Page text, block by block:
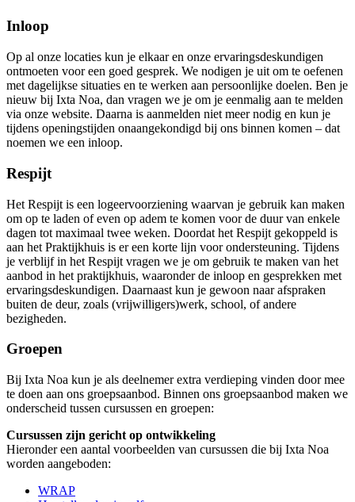
Inloop
Op al onze locaties kun je elkaar en onze ervaringsdeskundigen
ontmoeten voor een goed gesprek. We nodigen je uit om te oefenen
met dagelijkse situaties en te werken aan persoonlijke doelen. Ben je
nieuw bij Ixta Noa, dan vragen we je om je eenmalig aan te melden
via onze website. Daarna is aanmelden niet meer nodig en kun je
tijdens openingstijden onaangekondigd bij ons binnen komen – dat
noemen we een inloop.
Respijt
Het Respijt is een logeervoorziening waarvan je gebruik kan maken
om op te laden of even op adem te komen voor de duur van enkele
dagen tot maximaal twee weken. Doordat het Respijt gekoppeld is
aan het Praktijkhuis is er een korte lijn voor ondersteuning. Tijdens
je verblijf in het Respijt vragen we je om gebruik te maken van het
aanbod in het praktijkhuis, waaronder de inloop en gesprekken met
ervaringsdeskundigen. Daarnaast kun je gewoon naar afspraken
buiten de deur, zoals (vrijwilligers)werk, school, of andere
bezigheden.
Groepen
Bij Ixta Noa kun je als deelnemer extra verdieping vinden door mee
te doen aan ons groepsaanbod. Binnen ons groepsaanbod maken we
onderscheid tussen cursussen en groepen:
Cursussen zijn gericht op ontwikkeling
Hieronder een aantal voorbeelden van cursussen die bij Ixta Noa
worden aangeboden:
WRAP